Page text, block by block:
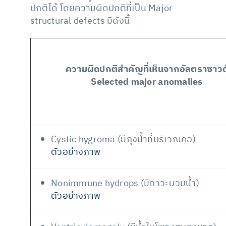
ปกติได้ โดยความผิดปกติที่เป็น Major
structural defects มีดังนี้
ความผิดปกติสำคัญที่เห็นจากอัลตราซาว
Selected major anomalies
Cystic hygroma (มีถุงน้ำที่บริเวณคอ)
ตัวอย่างภาพ
Nonimmune hydrops (มีภาวะบวมน้ำ)
ตัวอย่างภาพ